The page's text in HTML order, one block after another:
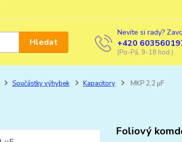
Hledat
Nevíte si rady?
+420
(Po-Pá, 9-18 hod.)
Součástky výhybek Kapacitory MKP 2,2 µF
Foliový